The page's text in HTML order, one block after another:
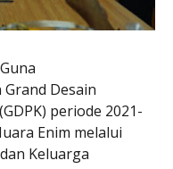
Desain
periode 2021-
Enim melalui
Keluarga